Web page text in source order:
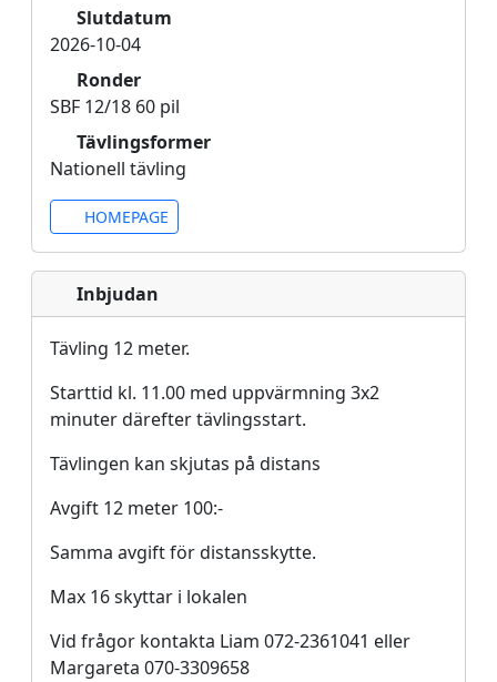
Slutdatum
2026-10-04
Ronder
SBF 12/18 60 pil
Tävlingsformer
Nationell tävling
HOMEPAGE
Inbjudan
Tävling 12 meter.
Starttid kl. 11.00 med uppvärmning 3x2
minuter därefter tävlingsstart.
Tävlingen kan skjutas på distans
Avgift 12 meter 100:-
Samma avgift för distansskytte.
Max 16 skyttar i lokalen
Vid frågor kontakta Liam 072-2361041 eller
Margareta 070-3309658